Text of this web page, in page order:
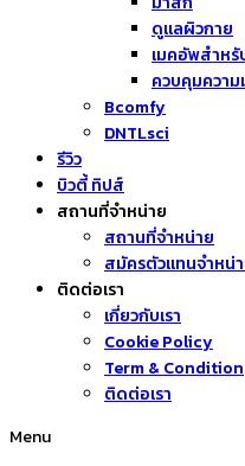
ดูแลผิวกาย
เมคอัพสำห
ควบคุมควา
Bcomfy
DNTLsci
รีวิว
บิวตี้ ทิปส์
สถานที่จำหน่าย
สถานที่จำหน่าย
สมัครตัวแทนจำหน่
ติดต่อเรา
เกี่ยวกับเรา
Cookie Policy
Term & Condition
ติดต่อเรา
Menu